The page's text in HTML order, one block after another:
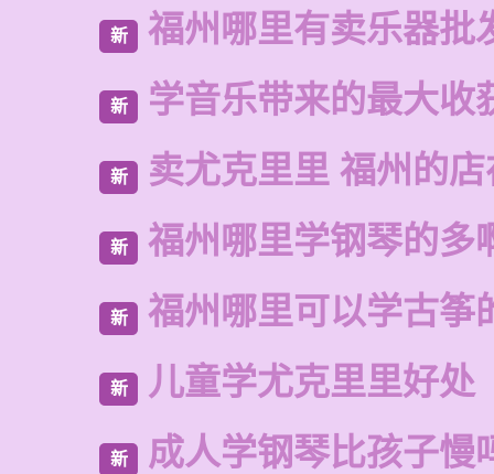
新 福州哪里有卖乐器批
新 学音乐带来的最大收
新 卖尤克里里 福州的
新 福州哪里学钢琴的多
新 福州哪里可以学古筝
新 儿童学尤克里里好处
新 成人学钢琴比孩子慢